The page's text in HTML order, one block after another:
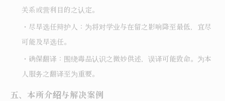
关系或营利目的之认定。
・尽早选任辩护人：为将对学业与在留之影响降至最低，宜尽
可能及早选任。
・确保翻译：围绕毒品认识之微妙供述，误译可能致命。为本
人服务之翻译至为重要。
五、本所介绍与解决案例